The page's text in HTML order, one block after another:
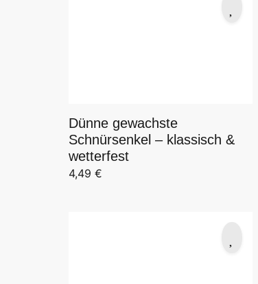
Dünne gewachste
Schnürsenkel – klassisch &
wetterfest
4,49 €